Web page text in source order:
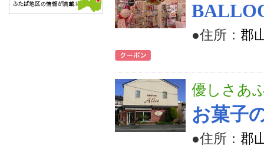
●住所： 郡
優しさあ
お菓子
●住所： 郡